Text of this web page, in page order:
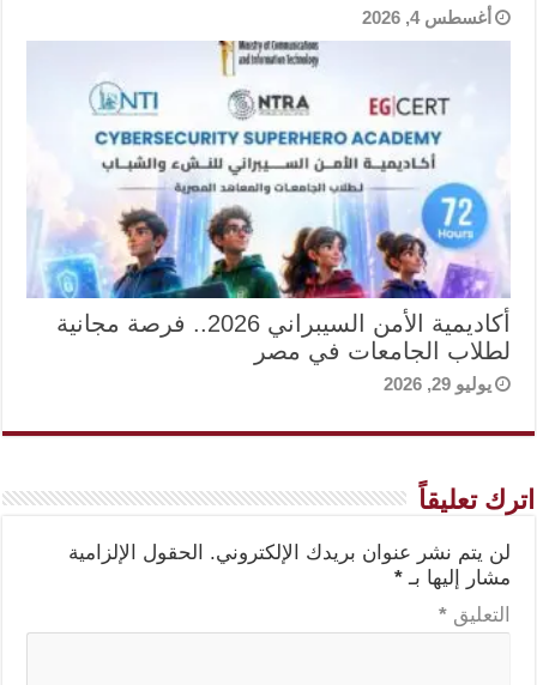
أغسطس 4, 2026
أكاديمية الأمن السيبراني 2026.. فرصة مجانية
لطلاب الجامعات في مصر
يوليو 29, 2026
اترك تعليقاً
لن يتم نشر عنوان بريدك الإلكتروني.
الحقول الإلزامية
مشار إليها بـ *
التعليق *